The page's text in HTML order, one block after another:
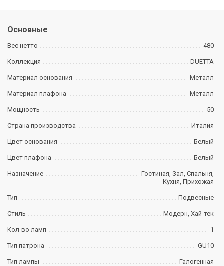
Основные
Вес нетто 480
Коллекция DUETTA
Материал основания Металл
Материал плафона Металл
Мощность 50
Страна производства Италия
Цвет основания Белый
Цвет плафона Белый
Назначение
Гостиная, Зал, Спальня,
Кухня, Прихожая
Тип Подвесные
Стиль Модерн, Хай-тек
Кол-во ламп 1
Тип патрона GU10
Тип лампы Галогенная